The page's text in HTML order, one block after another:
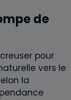
de
pour
vers le
la